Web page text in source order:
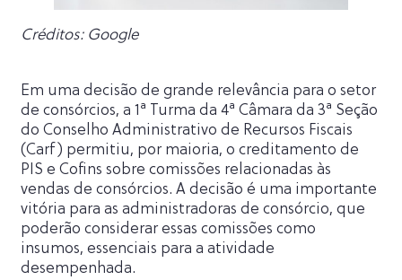
Créditos: Google
Em uma decisão de grande relevância para o setor
de consórcios, a 1ª Turma da 4ª Câmara da 3ª Seção
do Conselho Administrativo de Recursos Fiscais
(Carf) permitiu, por maioria, o creditamento de
PIS e Cofins sobre comissões relacionadas às
vendas de consórcios. A decisão é uma importante
vitória para as administradoras de consórcio, que
poderão considerar essas comissões como
insumos, essenciais para a atividade
desempenhada.